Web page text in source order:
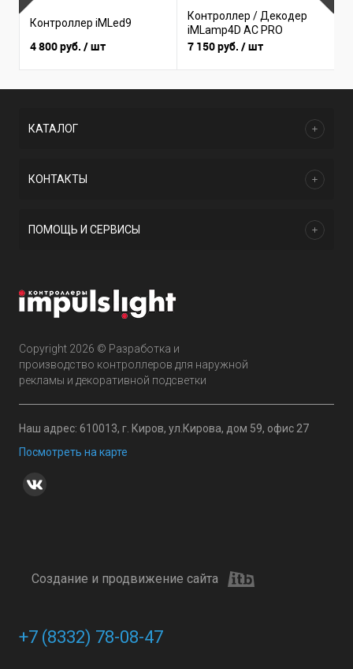
Контроллер iMLed9
4 800 руб. / шт
Контроллер / Декодер
iMLamp4D AC PRO
7 150 руб. / шт
Copyright 2026 © Разработка и
производство контроллеров для наружной
рекламы и декоративной подсветки
Наш адрес: 610013, г. Киров, ул.Кирова, дом 59, офис 27
Посмотреть на карте
Создание и продвижение сайта
КАТАЛОГ
КОНТАКТЫ
ПОМОЩЬ И СЕРВИСЫ
+7 (8332) 78-08-47